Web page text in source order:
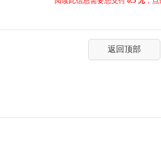
返回顶部